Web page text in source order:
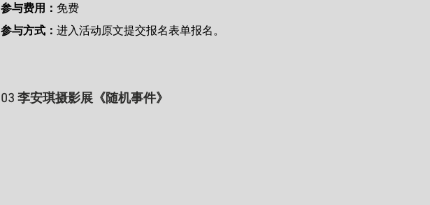
参与费用： 免费
参与方式： 进入活动原文提交报名表单报名。
03 李安琪摄影展《随机事件》